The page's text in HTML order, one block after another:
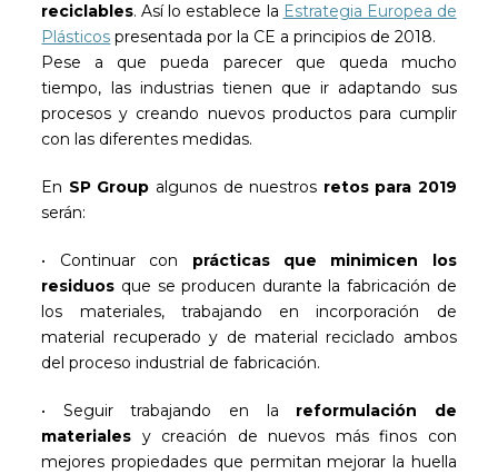
reciclables. Así lo establece la Estrategia Europea de
Plásticos presentada por la CE a principios de 2018.
Pese a que pueda parecer que queda mucho
tiempo, las industrias tienen que ir adaptando sus
procesos y creando nuevos productos para cumplir
con las diferentes medidas.
En SP Group algunos de nuestros retos para 2019
serán:
• Continuar con prácticas que minimicen los
residuos que se producen durante la fabricación de
los materiales, trabajando en incorporación de
material recuperado y de material reciclado ambos
del proceso industrial de fabricación.
• Seguir trabajando en la reformulación de
materiales y creación de nuevos más finos con
mejores propiedades que permitan mejorar la huella